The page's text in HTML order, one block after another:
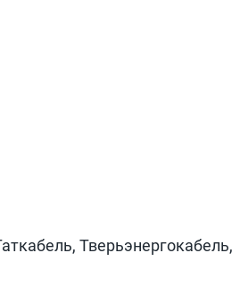
Тверьэнергокабель,